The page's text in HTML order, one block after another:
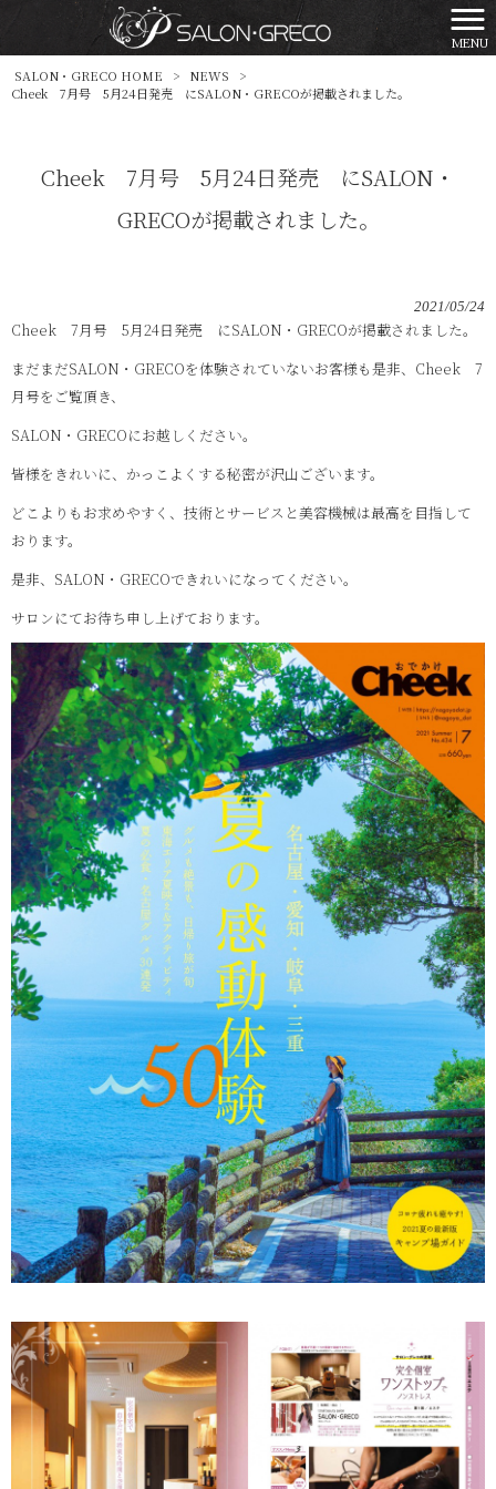
MENU
SALON・GRECO HOME > NEWS
>
Cheek 7月号 5月24日発売 にSALON・GRECOが掲載されました。
Cheek 7月号 5月24日発売 にSALON・
GRECOが掲載されました。
2021/05/24
Cheek 7月号 5月24日発売 にSALON・GRECOが掲載されました。
まだまだSALON・GRECOを体験されていないお客様も是非、Cheek 7
月号をご覧頂き、
SALON・GRECOにお越しください。
皆様をきれいに、かっこよくする秘密が沢山ございます。
どこよりもお求めやすく、技術とサービスと美容機械は最高を目指して
おります。
是非、SALON・GRECOできれいになってください。
サロンにてお待ち申し上げております。